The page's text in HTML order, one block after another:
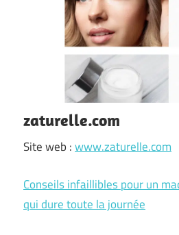
zaturelle.com
Site web :www.zaturelle.com
Conseils infaillibles pour un
qui dure toute la journée